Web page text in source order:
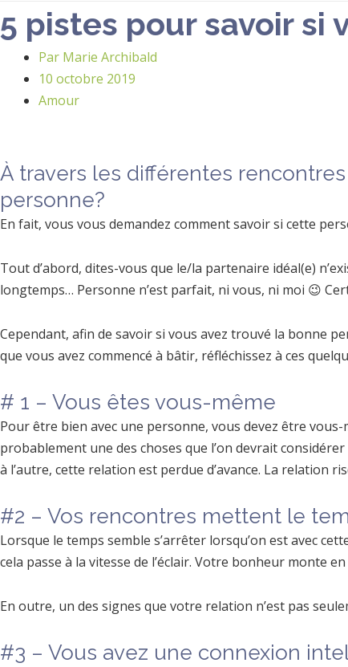
5 pistes pour savoir si
Par Marie Archibald
10 octobre 2019
Amour
À travers les différentes
personne?
En fait, vous vous demandez comment savoir si cette
Tout d’abord, dites-vous que le/la partenaire idéal(e)
longtemps… Personne n’est parfait, ni vous, ni moi 😉
Cependant, afin de savoir si vous avez trouvé la bonne
que vous avez commencé à bâtir, réfléchissez à ces
# 1 – Vous êtes vous-même
Pour être bien avec une personne, vous devez être
probablement une des choses que l’on devrait
à l’autre, cette relation est perdue d’avance. La relation
#2 – Vos rencontres mettent le
Lorsque le temps semble s’arrêter lorsqu’on est avec
cela passe à la vitesse de l’éclair. Votre bonheur monte en
En outre, un des signes que votre relation n’est pas
#3 – Vous avez une connexion